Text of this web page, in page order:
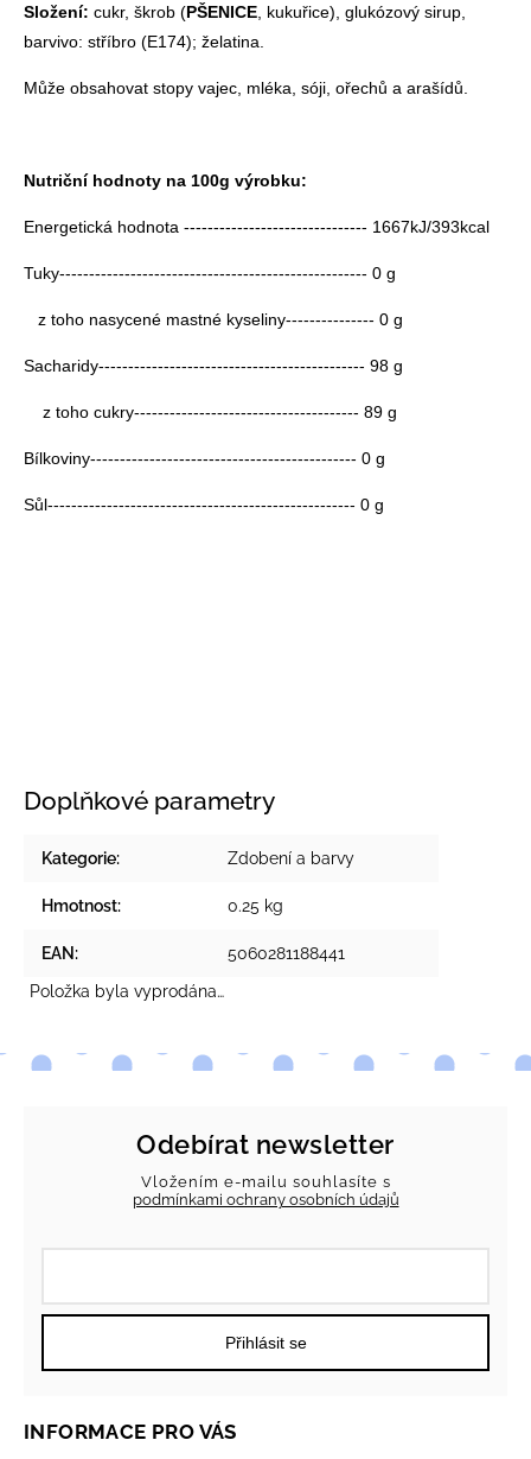
Složení: cukr, škrob (PŠENICE , kukuřice), glukózový sirup,
barvivo: stříbro (E174); želatina.
Může obsahovat stopy vajec, mléka, sóji, ořechů a arašídů.
Nutriční hodnoty na 100g výrobku:
Energetická hodnota ------------------------------- 1667kJ/393kcal
Tuky---------------------------------------------------- 0 g
z toho nasycené mastné kyseliny--------------- 0 g
Sacharidy--------------------------------------------- 98 g
z toho cukry-------------------------------------- 89 g
Bílkoviny--------------------------------------------- 0 g
Sůl---------------------------------------------------- 0 g
Doplňkové parametry
Kategorie: Zdobení a barvy
Hmotnost: 0.25 kg
EAN:
5060281188441
Položka byla vyprodána…
Odebírat newsletter
Vložením e-mailu souhlasíte s
podmínkami ochrany osobních údajů
Přihlásit se
INFORMACE PRO VÁS